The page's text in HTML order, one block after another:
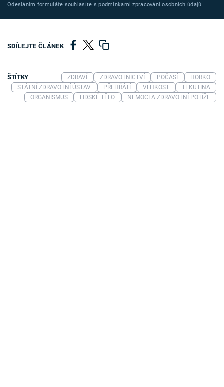
Odesláním formuláře souhlasíte spodmínkami zpracování osobních údajů
SDÍLEJTE ČLÁNEK
ŠTÍTKY ZDRAVÍ ZDRAVOTNICTVÍ POČASÍ
HORKO
STÁTNÍ ZDRAVOTNÍ ÚSTAV
PŘEHŘÁTÍ VLHKOST
TEKUTINA
ORGANISMUS
LIDSKÉ TĚLO NEMOCI A ZDRAVOTNÍ POTÍŽE